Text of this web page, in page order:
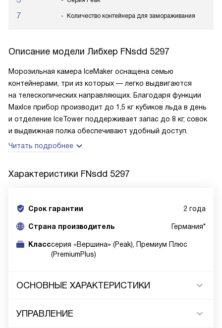
7 Количество контейнера для замораживания
Описание модели Либхер FNsdd 5297
Морозильная камера IceMaker оснащена семью
контейнерами, три из которых — легко выдвигаются
на телескопических направляющих. Благодаря функции
MaxIce прибор производит до 1,5 кг кубиков льда в день
и отделение IceTower поддерживает запас до 8 кг, совок
и выдвижная полка обеспечивают удобный доступ.
Читать подробнее
Характеристики FNsdd 5297
Срок гарантии 2 года
Cтрана производитель Германия*
Класссерия «Вершина» (Peak), Премиум Плюс
(PremiumPlus)
ОСНОВНЫЕ ХАРАКТЕРИСТИКИ
УПРАВЛЕНИЕ